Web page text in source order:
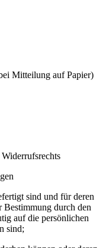
Mitteilung auf Papier)
sind und für deren
durch den
auf die persönlichen
sind;